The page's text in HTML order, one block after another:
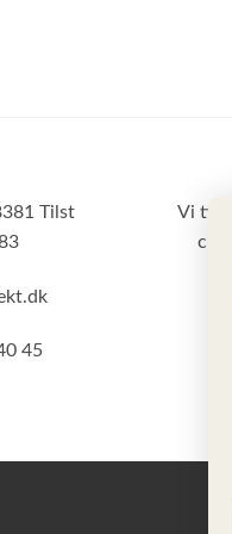
Tilst
45
Vi